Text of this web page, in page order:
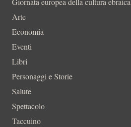
Arte
Economia
Eventi
Libri
Personaggi e Storie
Salute
Spettacolo
Taccuino